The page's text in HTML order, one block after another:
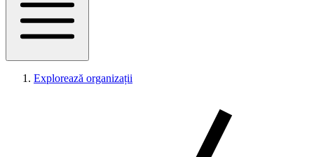
Explorează organizații